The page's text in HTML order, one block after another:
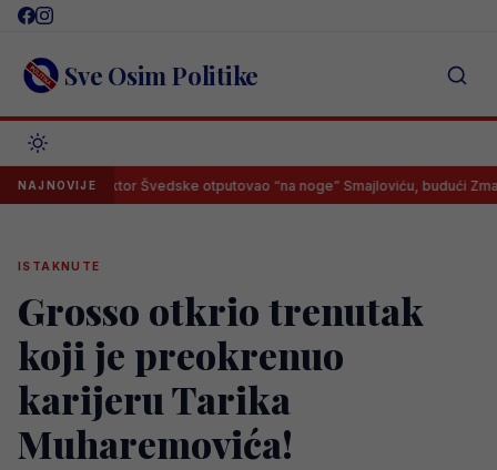
Skip
content Sve Osim Politike
NAJNOVIJE
Selektor Švedske otputovao “na noge” Smajloviću, budući Zmaj imao
ISTAKNUTE
Grosso otkrio trenutak
koji je preokrenuo
karijeru Tarika
Muharemovića!